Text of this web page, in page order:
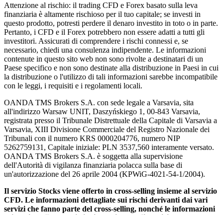
Attenzione al rischio: il trading CFD e Forex basato sulla leva
finanziaria è altamente rischioso per il tuo capitale; se investi in
questo prodotto, potresti perdere il denaro investito in toto o in parte.
Pertanto, i CFD e il Forex potrebbero non essere adatti a tutti gli
investitori. Assicurati di comprendere i rischi connessi e, se
necessario, chiedi una consulenza indipendente. Le informazioni
contenute in questo sito web non sono rivolte a destinatari di un
Paese specifico e non sono destinate alla distribuzione in Paesi in cui
la distribuzione o l'utilizzo di tali informazioni sarebbe incompatibile
con le leggi, i requisiti e i regolamenti locali.
OANDA TMS Brokers S.A. con sede legale a Varsavia, sita
all'indirizzo Warsaw UNIT, Daszyńskiego 1, 00-843 Varsavia,
registrata presso il Tribunale Distrettuale della Capitale di Varsavia a
Varsavia, XIII Divisione Commerciale del Registro Nazionale dei
Tribunali con il numero KRS 0000204776, numero NIP
5262759131, Capitale iniziale: PLN 3537,560 interamente versato.
OANDA TMS Brokers S.A. è soggetta alla supervisione
dell'Autorità di vigilanza finanziaria polacca sulla base di
un'autorizzazione del 26 aprile 2004 (KPWiG-4021-54-1/2004).
Il servizio Stocks viene offerto in cross-selling insieme al servizio
CFD. Le informazioni dettagliate sui rischi derivanti dai vari
servizi che fanno parte del cross-selling, nonché le informazioni